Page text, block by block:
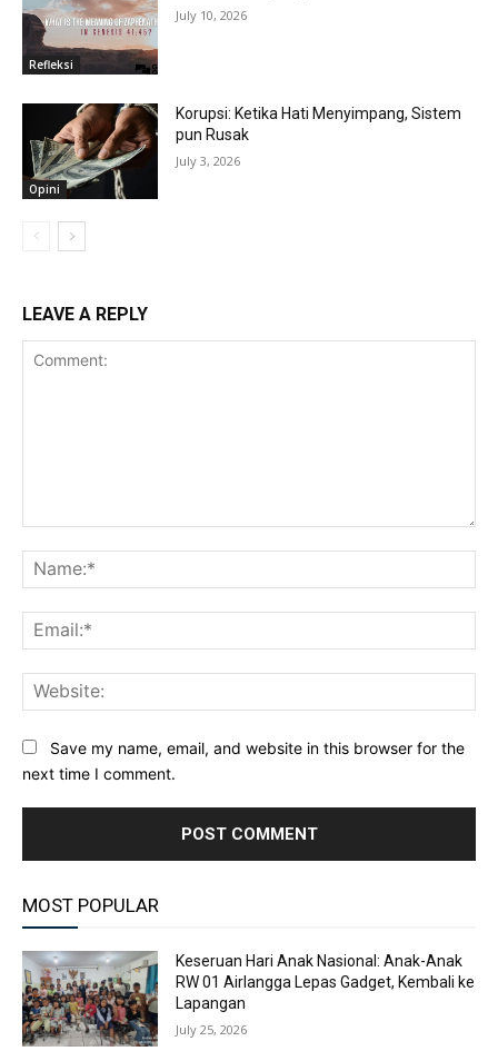
Refleksi
July 10, 2026
Opini
Korupsi: Ketika Hati Menyimpang, Sistem
pun Rusak
July 3, 2026
LEAVE A REPLY
Save my name, email, and website in this browser for the
next time I comment.
MOST POPULAR
Keseruan Hari Anak Nasional: Anak-Anak
RW 01 Airlangga Lepas Gadget, Kembali ke
Lapangan
July 25, 2026